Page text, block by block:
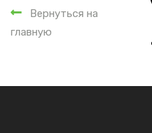
Вернуться на
главную